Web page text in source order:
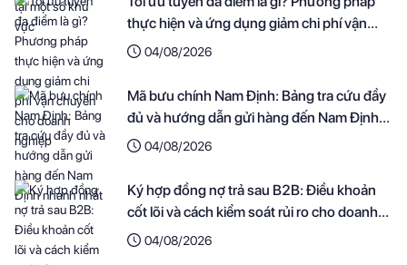
thực hiện và ứng dụng giảm chi phí vận
chuyển cho doanh nghiệp
04/08/2026
Mã bưu chính Nam Định: Bảng tra cứu đầy
đủ và hướng dẫn gửi hàng đến Nam Định
nhanh nhất
04/08/2026
Ký hợp đồng nợ trả sau B2B: Điều khoản
cốt lõi và cách kiểm soát rủi ro cho doanh
nghiệp
04/08/2026